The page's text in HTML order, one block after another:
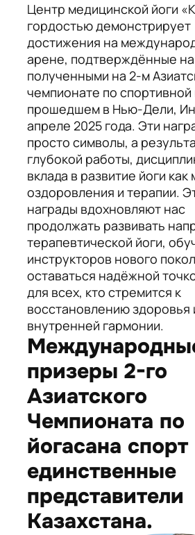
Центр медицинской йоги
гордостью демонстрирует
достижения на
арене, подтверждённые
полученными на 2-м
чемпионате по спортивной
прошедшем в Нью-Дели,
апреле 2025 года. Эти
просто символы, а
глубокой работы,
вклада в развитие йоги как
оздоровления и терапии.
награды вдохновляют нас
продолжать развивать
терапевтической йоги,
инструкторов нового
оставаться надёжной
для всех, кто стремится к
восстановлению здоровья
внутренней гармонии.
призеры 2-го
Азиатского
Чемпионата по
йогасана спорт
единственные
представители
Казахстана.